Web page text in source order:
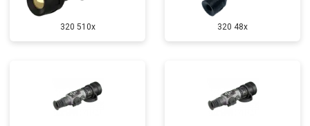
320 510x 320 48x